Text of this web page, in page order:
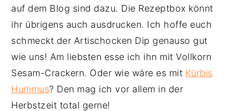
auf dem Blog sind dazu. Die Rezeptbox könnt
ihr übrigens auch ausdrucken. Ich hoffe euch
schmeckt der Artischocken Dip genauso gut
wie uns! Am liebsten esse ich ihn mit Vollkorn
Sesam-Crackern. Oder wie wäre es mit Kürbis
Hummus? Den mag ich vor allem in der
Herbstzeit total gerne!